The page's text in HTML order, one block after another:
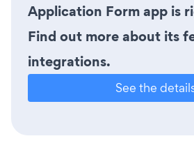
Application Form app is
Find out more about its
integrations.
See the